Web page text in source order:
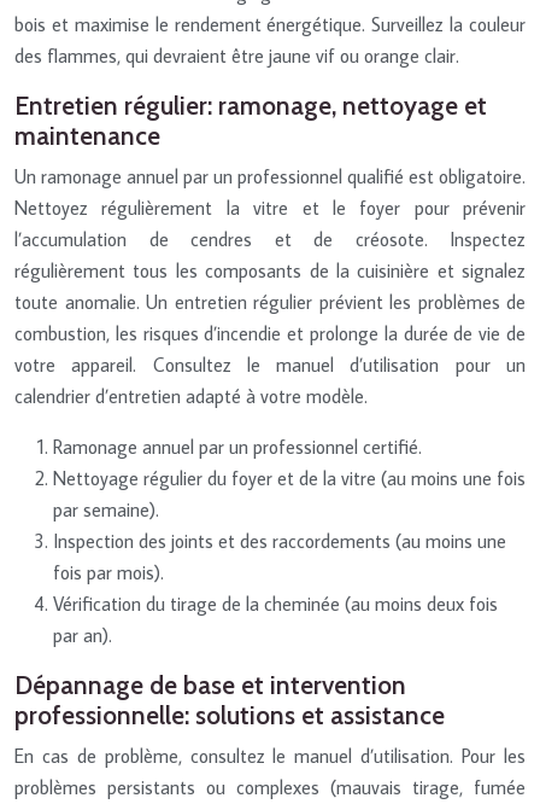
bois et maximise le rendement énergétique. Surveillez la couleur
des flammes, qui devraient être jaune vif ou orange clair.
Entretien régulier: ramonage, nettoyage et
maintenance
Un ramonage annuel par un professionnel qualifié est obligatoire.
Nettoyez régulièrement la vitre et le foyer pour prévenir
l’accumulation de cendres et de créosote. Inspectez
régulièrement tous les composants de la cuisinière et signalez
toute anomalie. Un entretien régulier prévient les problèmes de
combustion, les risques d’incendie et prolonge la durée de vie de
votre appareil. Consultez le manuel d’utilisation pour un
calendrier d’entretien adapté à votre modèle.
Ramonage annuel par un professionnel certifié.
Nettoyage régulier du foyer et de la vitre (au moins une fois
par semaine).
Inspection des joints et des raccordements (au moins une
fois par mois).
Vérification du tirage de la cheminée (au moins deux fois
par an).
Dépannage de base et intervention
professionnelle: solutions et assistance
En cas de problème, consultez le manuel d’utilisation. Pour les
problèmes persistants ou complexes (mauvais tirage, fumée